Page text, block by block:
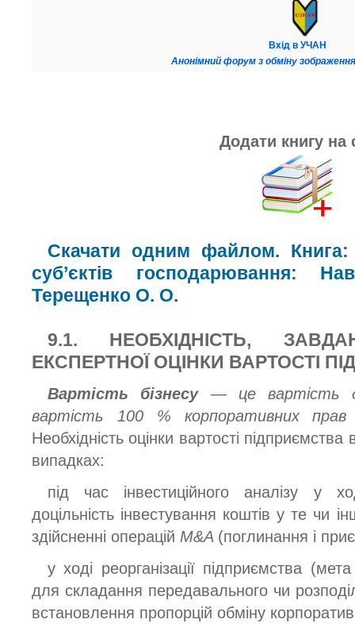
Вхід в УЧАН
Анонімний форум з обміну
Додати книгу на
Скачати одним файлом. Книга:
суб’єктів господарювання:
Терещенко О. О.
9.1. НЕОБХІДНІСТЬ,
ЕКСПЕРТНОЇ ОЦІНКИ ВАРТОСТІ
Вартість бізнесу— це вартість
вартість 100 % корпоративних прав
Необхідність оцінки вартості
випадках:
під час інвестиційного аналізу у
доцільність інвестування коштів у те чи
здійсненні операцій M&A (поглинання і
у ході реорганізації підприємства
для складання передавального чи
встановлення пропорцій обміну